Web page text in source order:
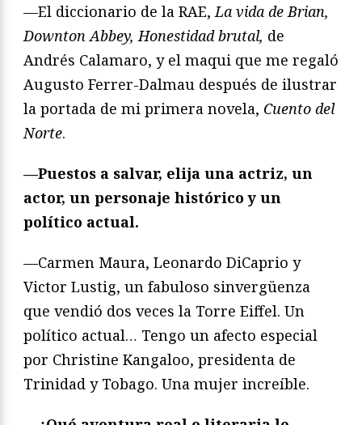
—El diccionario de la RAE, La vida de Brian,
Downton Abbey, Honestidad brutal, de
Andrés Calamaro, y el maqui que me regaló
Augusto Ferrer-Dalmau después de ilustrar
la portada de mi primera novela, Cuento del
Norte.
—Puestos a salvar, elija una actriz, un
actor, un personaje histórico y un
político actual.
—Carmen Maura, Leonardo DiCaprio y
Victor Lustig, un fabuloso sinvergüenza
que vendió dos veces la Torre Eiffel. Un
político actual… Tengo un afecto especial
por Christine Kangaloo, presidenta de
Trinidad y Tobago. Una mujer increíble.